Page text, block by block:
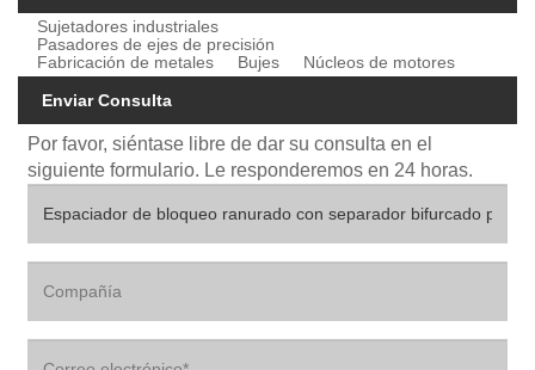
Sujetadores industriales
Pasadores de ejes de precisión
Fabricación de metales
Bujes Núcleos de motores
Enviar Consulta
Por favor, siéntase libre de dar su consulta en el
siguiente formulario. Le responderemos en 24 horas.